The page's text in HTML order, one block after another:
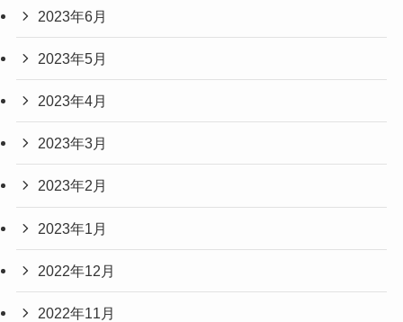
2023年6月
2023年5月
2023年4月
2023年3月
2023年2月
2023年1月
2022年12月
2022年11月